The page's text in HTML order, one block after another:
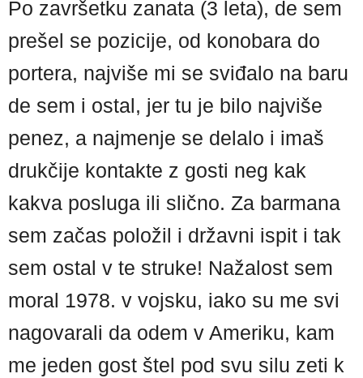
Po završetku zanata (3 leta), de sem
prešel se pozicije, od konobara do
portera, najviše mi se sviđalo na baru
de sem i ostal, jer tu je bilo najviše
penez, a najmenje se delalo i imaš
drukčije kontakte z gosti neg kak
kakva posluga ili slično. Za barmana
sem začas položil i državni ispit i tak
sem ostal v te struke! Nažalost sem
moral 1978. v vojsku, iako su me svi
nagovarali da odem v Ameriku, kam
me jeden gost štel pod svu silu zeti k